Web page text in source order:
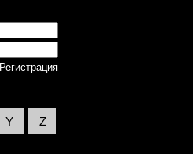
Регистрация
Y Z